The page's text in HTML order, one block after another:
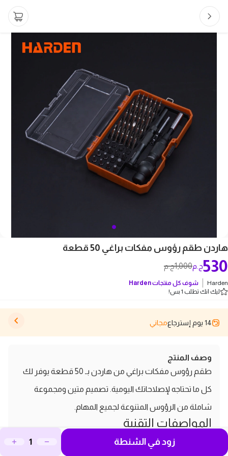
هاردن طقم رؤوس مفكات براغي 50 قطعة
1,000ج.م 530ج.م
Harden شوف كل منتجاتHarden
ليك انك تطلب 1 بس!
14 يوم إسترجاع مجاني
وصف المنتج
طقم رؤوس مفكات براغي من هاردن بـ 50 قطعة يوفر لك
كل ما تحتاجه لإصلاحاتك اليومية. تصميم متين ومجموعة
شاملة من الرؤوس المتنوعة لجميع المهام.
المواصفات التقنية
الماركة:Harden
زود في الشنطة